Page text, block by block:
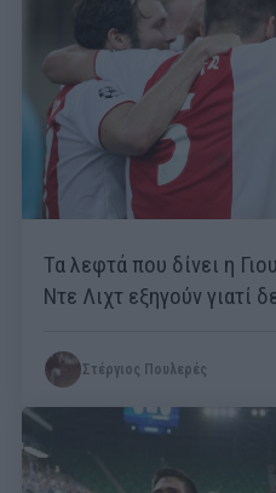
Τα λεφτά που δίνει η
Ντε Λιχτ εξηγούν γιατί
Στέργιος Πουλερές